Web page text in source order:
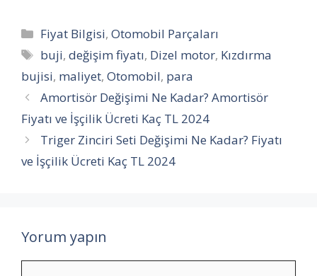
Kategoriler
Fiyat Bilgisi,Otomobil Parçaları
Etiketler
buji,değişim fiyatı, Dizel motor, Kızdırma
bujisi, maliyet, Otomobil, para
Amortisör Değişimi Ne Kadar? Amortisör
Fiyatı ve İşçilik Ücreti Kaç TL 2024
Triger Zinciri Seti Değişimi Ne Kadar? Fiyatı
ve İşçilik Ücreti Kaç TL 2024
Yorum yapın